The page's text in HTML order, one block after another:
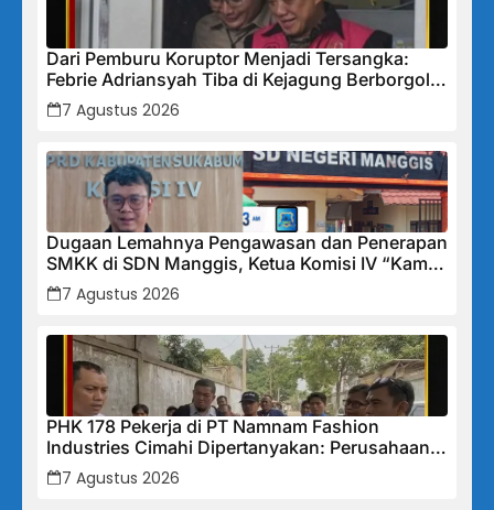
Dari Pemburu Koruptor Menjadi Tersangka:
Febrie Adriansyah Tiba di Kejagung Berborgol,
Bawa Map Biru dan Senyum Penuh Teka-teki
7 Agustus 2026
Dugaan Lemahnya Pengawasan dan Penerapan
SMKK di SDN Manggis, Ketua Komisi IV “Kami
Tidak Akan Segan Menindak”
7 Agustus 2026
PHK 178 Pekerja di PT Namnam Fashion
Industries Cimahi Dipertanyakan: Perusahaan
Klaim Rugi, Laporan Keuangan Justru
Tunjukkan Penurunan Laba.
7 Agustus 2026